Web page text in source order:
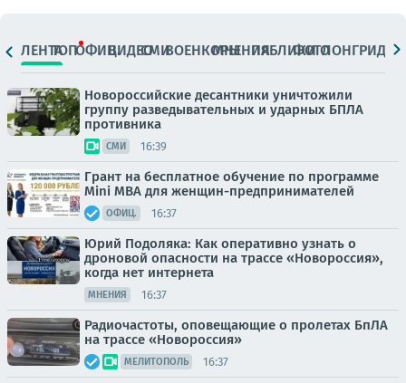
ЛЕНТАТОПОФИЦ.ВИДЕОСМИВОЕНКОРЫМНЕНИЯПАБЛИКИ
ФОТОЛОНГРИДЫ
Новороссийские десантники уничтожили
группу разведывательных и ударных БПЛА
противника
СМИ 16:39
Грант на бесплатное обучение по программе
Mini MBA для женщин-предпринимателей
ОФИЦ. 16:37
Юрий Подоляка: Как оперативно узнать о
дроновой опасности на трассе «Новороссия»,
когда нет интернета
МНЕНИЯ 16:37
Радиочастоты, оповещающие о пролетах БпЛА
на трассе «Новороссия»
МЕЛИТОПОЛЬ 16:37